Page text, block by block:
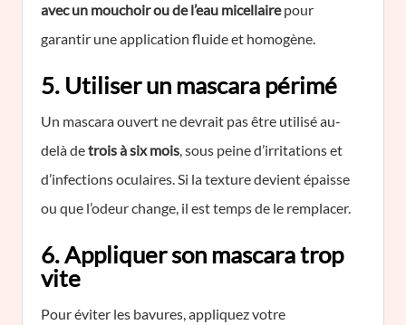
avec un mouchoir ou de l’eau micellairepour
garantir une application fluide et homogène.
5. Utiliser un mascara périmé
Un mascara ouvert ne devrait pas être utilisé au-
delà detrois à six mois, sous peine d’irritations et
d’infections oculaires. Si la texture devient épaisse
ou que l’odeur change, il est temps de le remplacer.
6. Appliquer son mascara trop
vite
Pour éviter les bavures, appliquez votre